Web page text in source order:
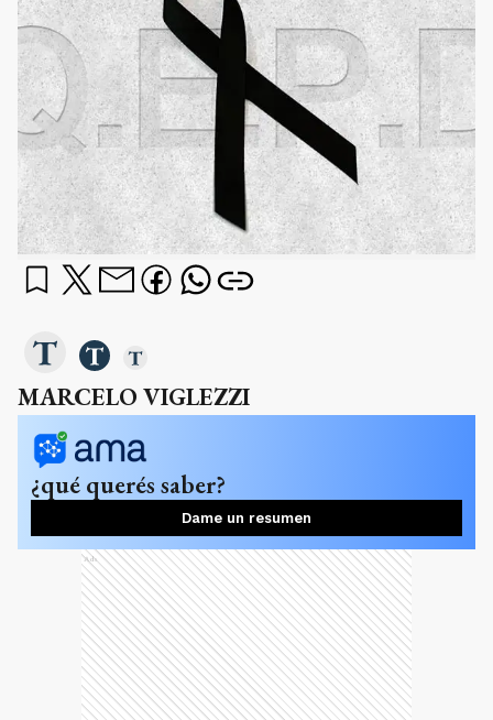
MARCELO VIGLEZZI
¿qué querés saber?
Dame un resumen
Ads